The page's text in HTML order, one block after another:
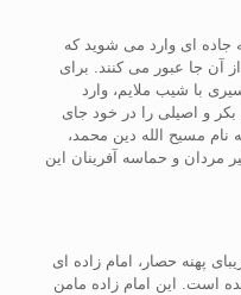
ای وارد می شوید که
آن جا عبور می کنند. برای
با شیب ملایم، وارد
بکر و اصیلی را در خود جای
نام مسیح الله دین محمد،
مردان و حماسه آفرینان این
پهنه حصار، امام زاده ای
است. این امام زاده مامن